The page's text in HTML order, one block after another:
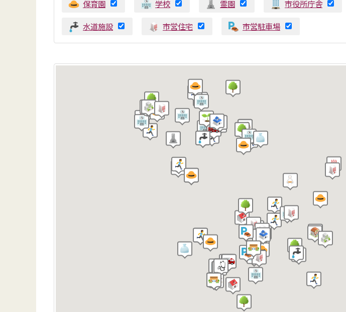
保育園 学校 霊園 市役所庁舎
水道施設 市営住宅 市営駐車場